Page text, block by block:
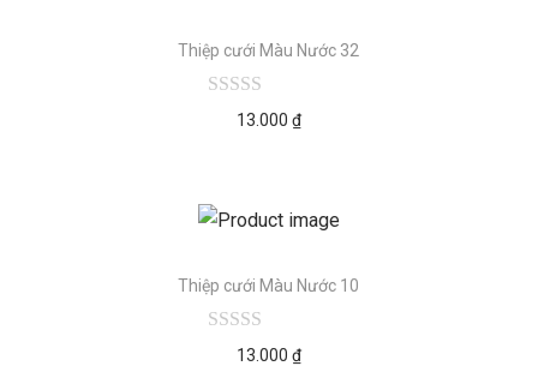
Thiệp cưới Màu Nước 32
13.000 ₫
Thiệp cưới Màu Nước 10
13.000 ₫